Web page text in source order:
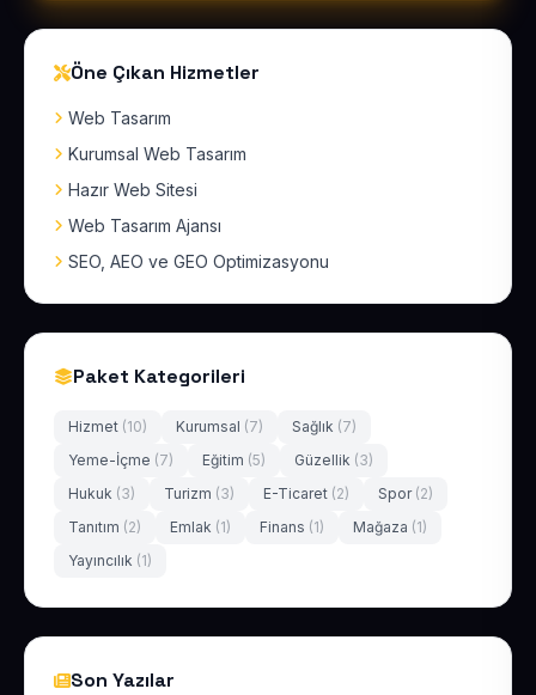
Öne Çıkan Hizmetler
Web Tasarım
Kurumsal Web Tasarım
Hazır Web Sitesi
Web Tasarım Ajansı
SEO, AEO ve GEO Optimizasyonu
Paket Kategorileri
Hizmet (10) Kurumsal (7) Sağlık (7)
Yeme-İçme (7) Eğitim (5) Güzellik (3)
Hukuk (3) Turizm (3) E-Ticaret (2) Spor (2)
Tanıtım (2) Emlak (1) Finans (1) Mağaza (1)
Yayıncılık (1)
Son Yazılar